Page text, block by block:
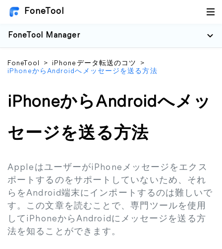
FoneTool
FoneTool Manager
FoneTool > iPhoneデータ転送のコツ
>
iPhoneからAndroidへメッセージを送る方法
iPhoneからAndroidへメッ
セージを送る方法
AppleはユーザーがiPhoneメッセージをエクス
ポートするのをサポートしていないため、それ
らをAndroid端末にインポートするのは難しいで
す。この文章を読むことで、専門ツールを使用
してiPhoneからAndroidにメッセージを送る方
法を知ることができます。